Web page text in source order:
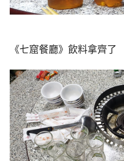
《七窟餐廳》飲料拿齊了